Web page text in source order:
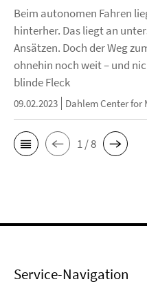
Beim autonomen Fahren
hinterher. Das liegt an
Ansätzen. Doch der Weg
ohnehin noch weit – und
blinde Fleck
09.02.2023 Dahlem Center
1 / 8
Service-Navigation